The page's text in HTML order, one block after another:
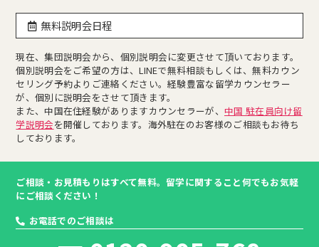
無料説明会日程
現在、集団説明会から、個別説明会に変更させて頂いております。
個別説明会をご希望の方は、LINEで無料相談もしくは、無料カウン
セリング予約よりご連絡ください。経験豊富な留学カウンセラー
が、個別に説明会をさせて頂きます。
また、中国在住経験がありますカウンセラーが、 中国 駐在員向け留
学説明会を開催しております。海外駐在のお客様のご相談もお待ち
しております。
ご相談・お見積もりはすべて無料。留学に関すること何でもお気軽
にご相談ください！
お電話でのご相談は